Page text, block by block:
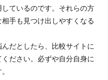
ているのです。それらの方
手も見つけ出しやすくなる
だとしたら、比較サイトに
ださい。必ずや自分自身に